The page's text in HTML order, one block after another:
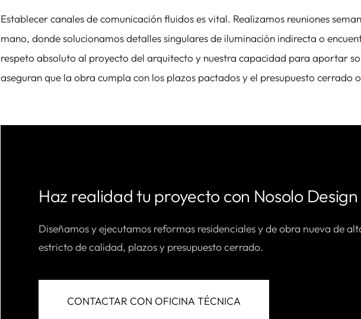
Establecer canales de comunicación fluidos es vital. Realizamos reuniones
mano, donde solucionamos detalles singulares de iluminación indirecta o
respeto absoluto al proyecto del arquitecto y nuestra capacidad para aportar
aseguran que la obra cumpla con los plazos pactados y el presupuesto cerrado
Haz realidad tu proyecto con Nosolo Design
Diseñamos y ejecutamos reformas residenciales y de obra nueva de
estricto de calidad, plazos y presupuesto cerrado.
CONTACTAR CON OFICINA TÉCNICA